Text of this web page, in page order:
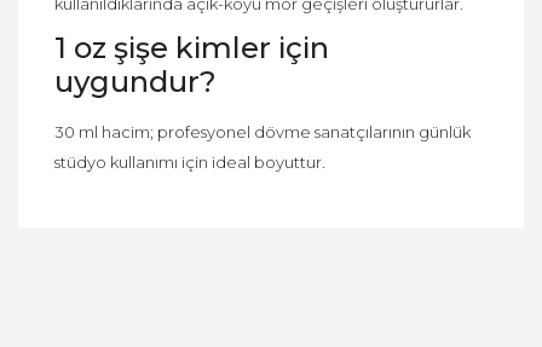
1 oz şişe kimler için
uygundur?
30 ml hacim; profesyonel dövme sanatçılarının günlük
stüdyo kullanımı için ideal boyuttur.